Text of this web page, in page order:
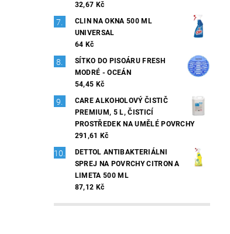
32,67 Kč
CLIN NA OKNA 500 ML
UNIVERSAL
64 Kč
SÍTKO DO PISOÁRU FRESH
MODRÉ - OCEÁN
54,45 Kč
CARE ALKOHOLOVÝ ČISTIČ
PREMIUM, 5 L, ČISTICÍ
PROSTŘEDEK NA UMĚLÉ POVRCHY
291,61 Kč
DETTOL ANTIBAKTERIÁLNI
SPREJ NA POVRCHY CITRON A
LIMETA 500 ML
87,12 Kč